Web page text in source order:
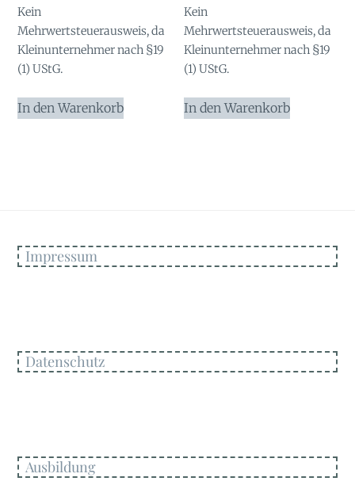
Kein
Mehrwertsteuerausweis, da
Kleinunternehmer nach §19
(1) UStG.
In den Warenkorb
Kein
Mehrwertsteuerausweis, da
Kleinunternehmer nach §19
(1) UStG.
In den Warenkorb
Impressum
Datenschutz
Ausbildung